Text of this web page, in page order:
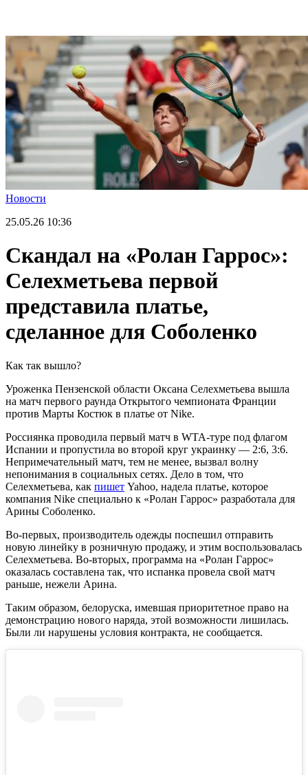
Новости
25.05.26 10:36
Скандал на «Ролан Гаррос»:
Селехметьева первой
представила платье,
сделанное для Соболенко
Как так вышло?
Уроженка Пензенской области Оксана Селехметьева вышла
на матч первого раунда Открытого чемпионата Франции
против Марты Костюк в платье от Nike.
Россиянка проводила первый матч в WTA-туре под флагом
Испании и пропустила во второй круг украинку — 2:6, 3:6.
Непримечательный матч, тем не менее, вызвал волну
непонимания в социальных сетях. Дело в том, что
Селехметьева, как пишет Yahoo, надела платье, которое
компания Nike специально к «Ролан Гаррос» разработала для
Арины Соболенко.
Во-первых, производитель одежды поспешил отправить
новую линейку в розничную продажу, и этим воспользовалась
Селехметьева. Во-вторых, программа на «Ролан Гаррос»
оказалась составлена так, что испанка провела свой матч
раньше, нежели Арина.
Таким образом, белоруска, имевшая приоритетное право на
демонстрацию нового наряда, этой возможности лишилась.
Были ли нарушены условия контракта, не сообщается.